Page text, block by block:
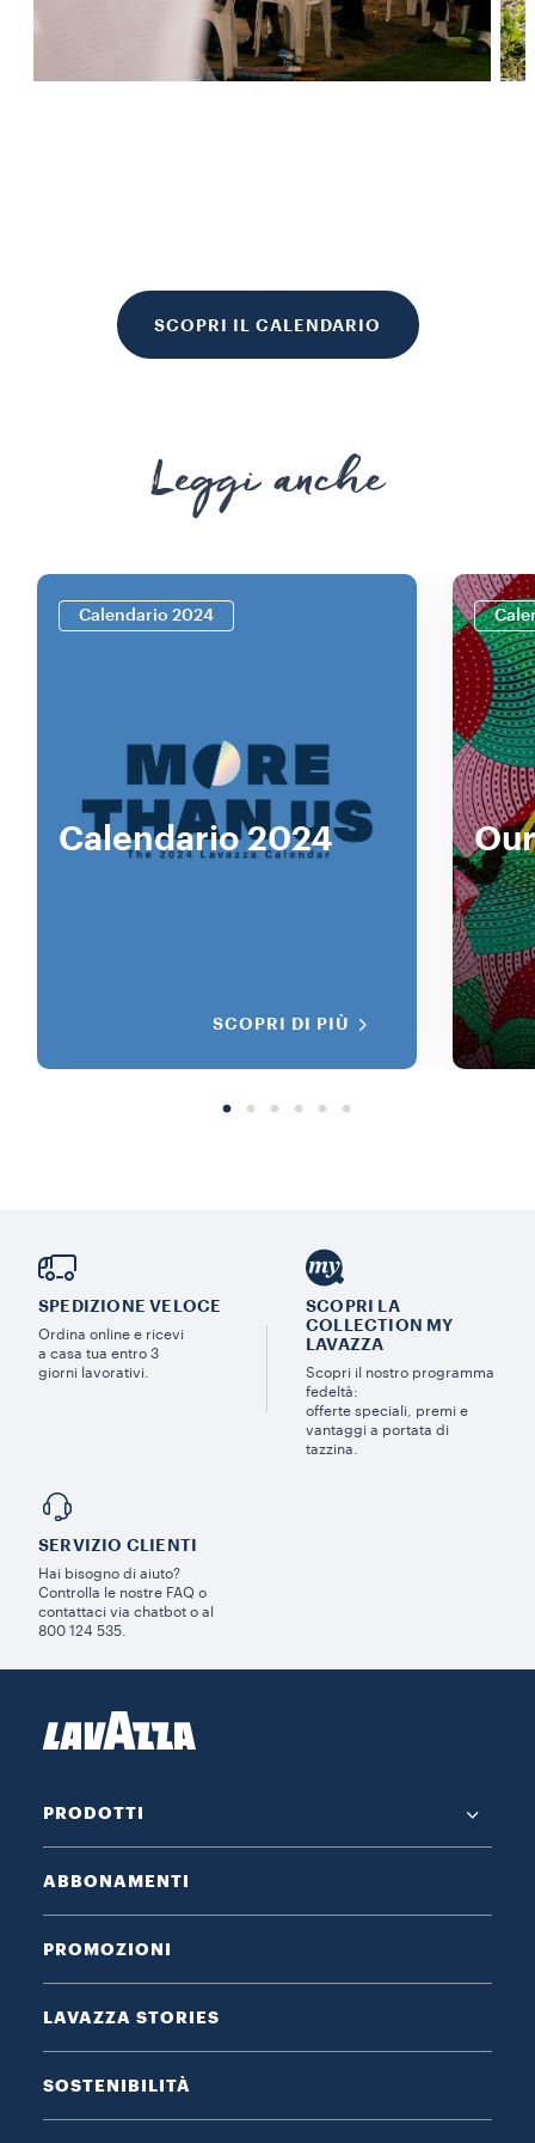
SCOPRI IL CALENDARIO
Leggi anche
Calendario 2024
Calendario 2024
SCOPRI DI PIÙ
SPEDIZIONE VELOCE
Ordina online e ricevi
a casa tua entro 3
giorni lavorativi.
SCOPRI LA
COLLECTION MY
LAVAZZA
Scopri il nostro programma
fedeltà:
offerte speciali, premi e
vantaggi a portata di
tazzina.
SERVIZIO CLIENTI​
Hai bisogno di aiuto?​
Controlla le nostre FAQ o
contattaci via chatbot o al
800 124 535.
PRODOTTI
ABBONAMENTI
PROMOZIONI
LAVAZZA STORIES
SOSTENIBILITÀ